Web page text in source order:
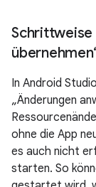
Schrittweise
In Android
„Änderungen
ohne die App
es auch nicht
starten. So